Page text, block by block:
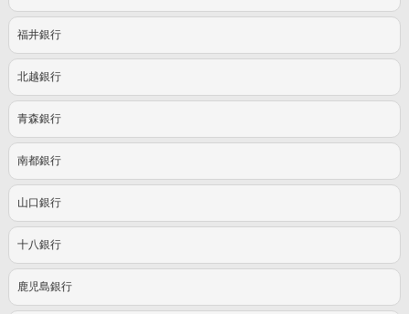
福井銀行
北越銀行
青森銀行
南都銀行
山口銀行
十八銀行
鹿児島銀行